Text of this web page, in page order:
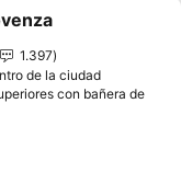
favoritos
1.397
de la ciudad
con bañera de